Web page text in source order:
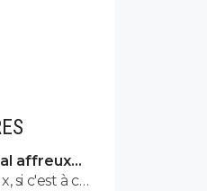
affreux
si c'est à ce